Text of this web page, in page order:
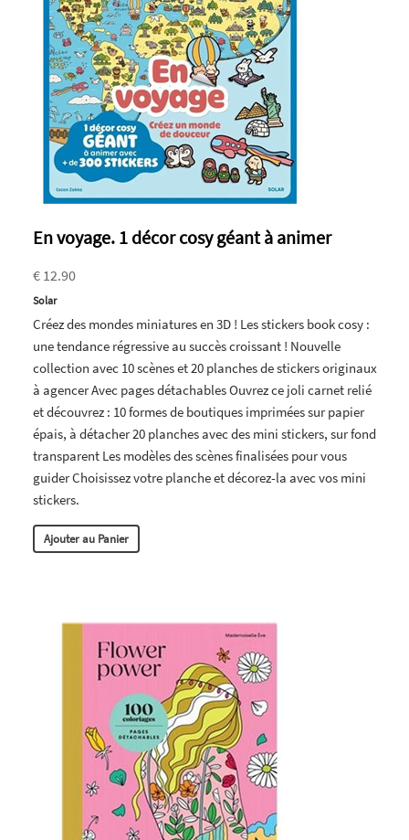
En voyage. 1 décor cosy géant à animer
€ 12.90
Solar
Créez des mondes miniatures en 3D ! Les stickers book cosy :
une tendance régressive au succès croissant ! Nouvelle
collection avec 10 scènes et 20 planches de stickers originaux
à agencer Avec pages détachables Ouvrez ce joli carnet relié
et découvrez : 10 formes de boutiques imprimées sur papier
épais, à détacher 20 planches avec des mini stickers, sur fond
transparent Les modèles des scènes finalisées pour vous
guider Choisissez votre planche et décorez-la avec vos mini
stickers.
Ajouter au Panier